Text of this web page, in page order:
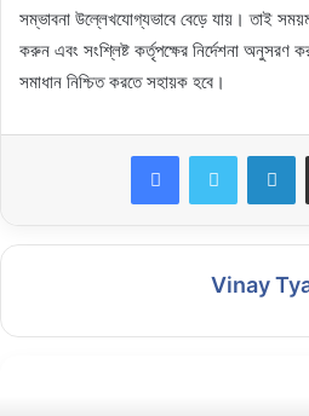
সম্ভাবনা উল্লেখযোগ্যভাবে বেড়ে যায়। তাই
করুন এবং সংশ্লিষ্ট কর্তৃপক্ষের নির্দেশনা
সমাধান নিশ্চিত করতে সহায়ক হবে।
Vinay